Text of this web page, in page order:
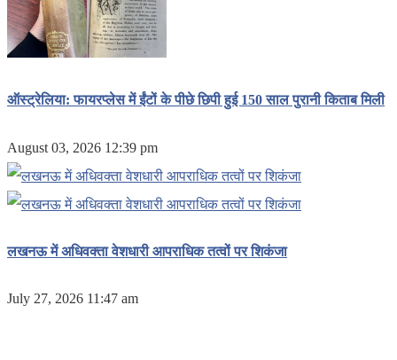
ऑस्ट्रेलिया: फायरप्लेस में ईंटों के पीछे छिपी हुई 150 साल पुरानी किताब मिली
August 03, 2026 12:39 pm
लखनऊ में अधिवक्ता वेशधारी आपराधिक तत्वों पर शिकंजा
July 27, 2026 11:47 am